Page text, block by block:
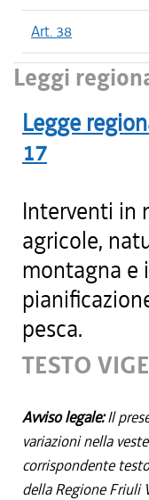
Art. 38
Leggi
Legge
17
Interventi in
agricole,
montagna e
pesca.
TESTO
Avviso legale:Il
variazioni nella
corrispondente
della Regione Friuli